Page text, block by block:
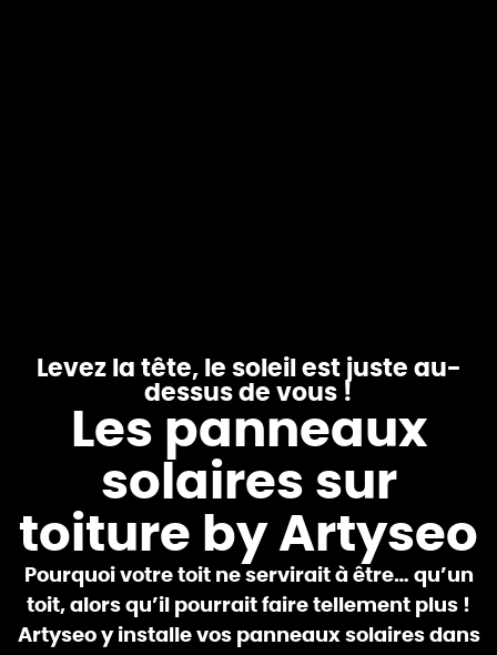
Levez la tête, le soleil est juste au-
dessus de vous !
Les panneaux
solaires sur
toiture by Artyseo
Pourquoi votre toit ne servirait à être… qu’un
toit, alors qu’il pourrait faire tellement plus !
Artyseo y installe vos panneaux solaires dans